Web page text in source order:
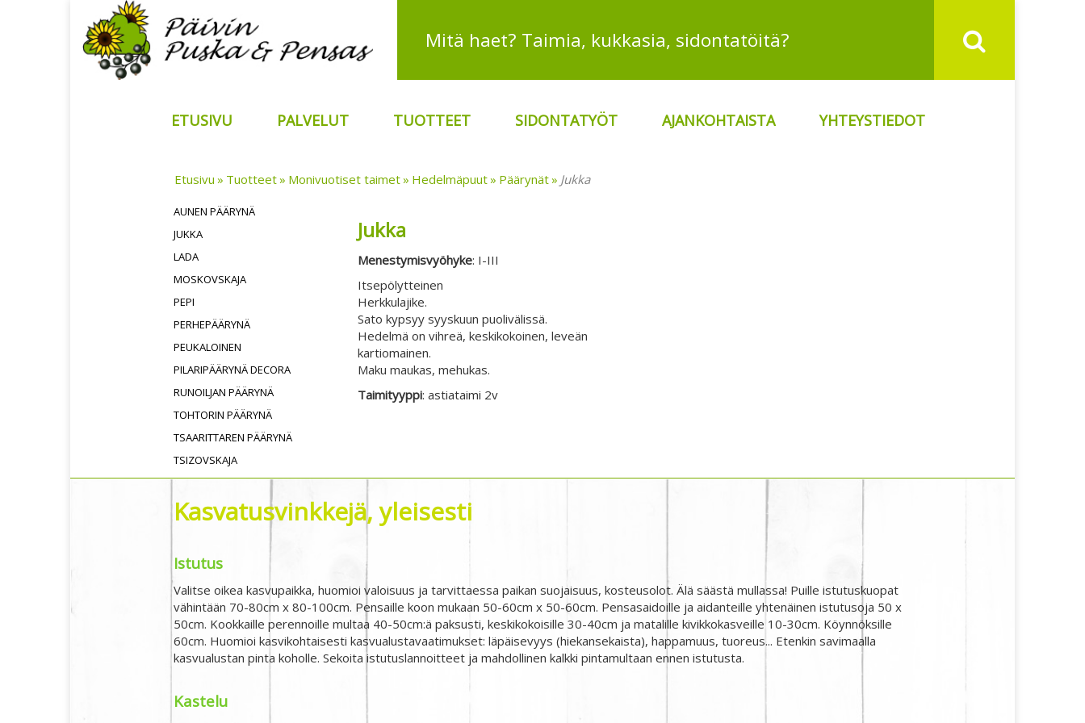
ETUSIVU PALVELUT TUOTTEET SIDONTATYÖT AJANKOHTAISTA YHTEYSTIEDOT
Etusivu Tuotteet Monivuotiset taimet Hedelmäpuut Päärynät Jukka
AUNEN PÄÄRYNÄ
JUKKA
LADA
MOSKOVSKAJA
PEPI
PERHEPÄÄRYNÄ
PEUKALOINEN
PILARIPÄÄRYNÄ DECORA
RUNOILJAN PÄÄRYNÄ
TOHTORIN PÄÄRYNÄ
TSAARITTAREN PÄÄRYNÄ
TSIZOVSKAJA
Jukka
Menestymisvyöhyke: I-III
Itsepölytteinen
Herkkulajike.
Sato kypsyy syyskuun puolivälissä.
Hedelmä on vihreä, keskikokoinen, leveän
kartiomainen.
Maku maukas, mehukas.
Taimityyppi: astiataimi 2v
Kasvatusvinkkejä, yleisesti
Istutus
Valitse oikea kasvupaikka, huomioi valoisuus ja tarvittaessa paikan suojaisuus, kosteusolot. Älä säästä mullassa! Puille istutuskuopat
vähintään 70-80cm x 80-100cm. Pensaille koon mukaan 50-60cm x 50-60cm. Pensasaidoille ja aidanteille yhtenäinen istutusoja 50 x
50cm. Kookkaille perennoille multaa 40-50cm:ä paksusti, keskikokoisille 30-40cm ja matalille kivikkokasveille 10-30cm. Köynnöksille
60cm. Huomioi kasvikohtaisesti kasvualustavaatimukset: läpäisevyys (hiekansekaista), happamuus, tuoreus... Etenkin savimaalla
kasvualustan pinta koholle. Sekoita istutuslannoitteet ja mahdollinen kalkki pintamultaan ennen istutusta.
Kastelu